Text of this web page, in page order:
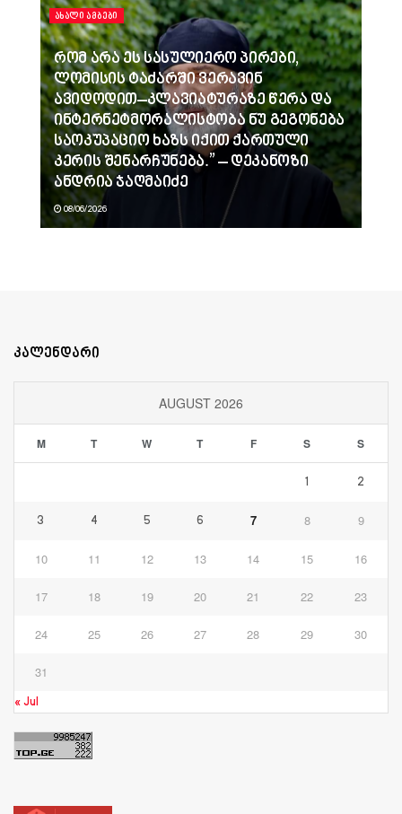
ᲐᲮᲐᲚᲘ ᲐᲛᲑᲔᲑᲘ
რომ არა ეს სასულიერო პირები,
ლომისის ტაძარში ვერავინ
ავიდოდით–კლავიატურაზე წერა და
ინტერნეტმორალისტობა ნუ გეგონება
საოკუპაციო ხაზს იქით ქართული
კერის შენარჩუნება.” – დეკანოზი
ანდრია ჯაღმაიძე
08/06/2026
კალენდარი
AUGUST 2026
M T W T F S S
1 2
3 4 5 6 7 8 9
10 11 12 13 14 15 16
17 18 19 20 21 22 23
24 25 26 27 28 29 30
31
« Jul